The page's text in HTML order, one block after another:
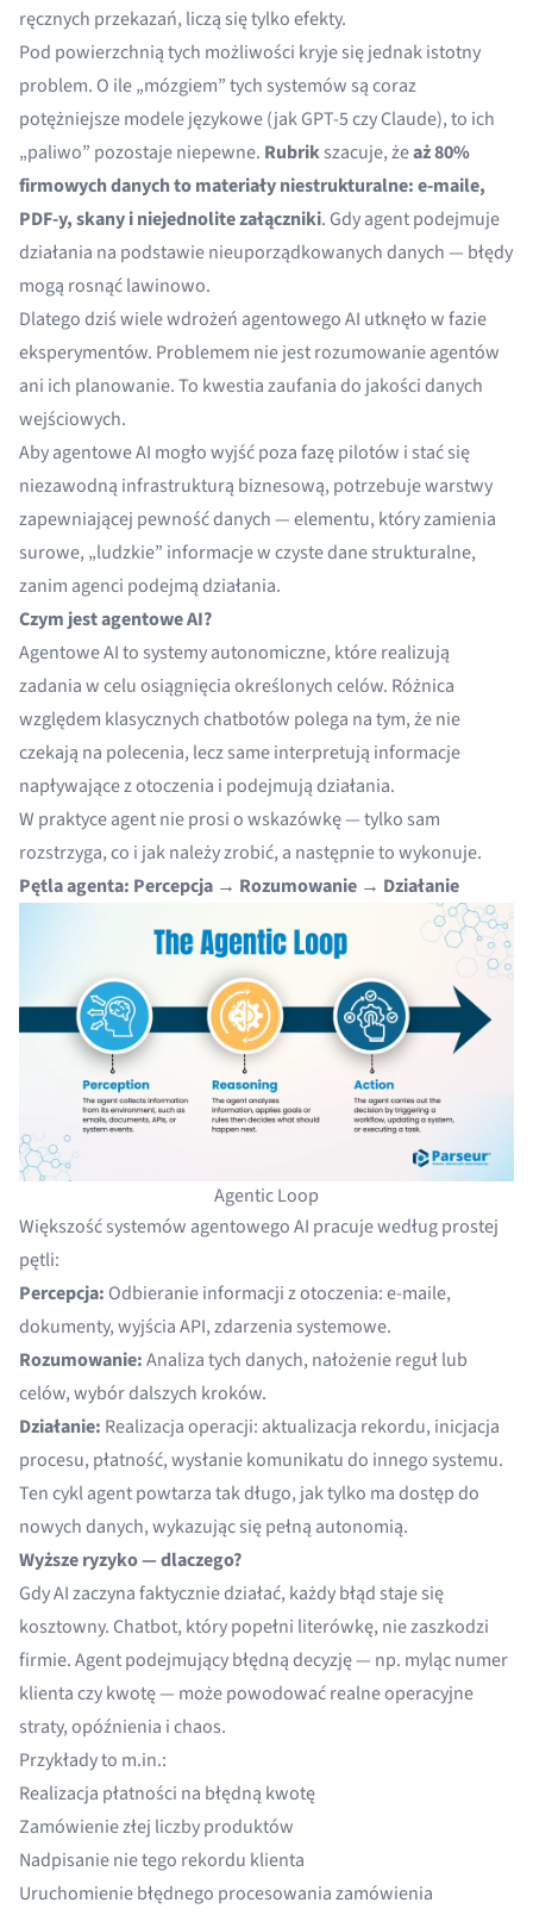
ręcznych przekazań, liczą się tylko efekty.
Pod powierzchnią tych możliwości kryje się jednak istotny
problem. O ile „mózgiem” tych systemów są coraz
potężniejsze modele językowe (jak GPT-5 czy Claude), to ich
„paliwo” pozostaje niepewne. Rubrikszacuje, żeaż 80%
firmowych danych to materiały niestrukturalne: e-maile,
PDF-y, skany i niejednolite załączniki. Gdy agent podejmuje
działania na podstawie nieuporządkowanych danych — błędy
mogą rosnąć lawinowo.
Dlatego dziś wiele wdrożeń agentowego AI utknęło w fazie
eksperymentów. Problemem nie jest rozumowanie agentów
ani ich planowanie. To kwestia zaufania do jakości danych
wejściowych.
Aby agentowe AI mogło wyjść poza fazę pilotów i stać się
niezawodną infrastrukturą biznesową, potrzebuje warstwy
zapewniającej pewność danych — elementu, który zamienia
surowe, „ludzkie” informacje w czyste dane strukturalne,
zanim agenci podejmą działania.
Czym jest agentowe AI?
Agentowe AI to systemy autonomiczne, które realizują
zadania w celu osiągnięcia określonych celów. Różnica
względem klasycznych chatbotów polega na tym, że nie
czekają na polecenia, lecz same interpretują informacje
napływające z otoczenia i podejmują działania.
W praktyce agent nie prosi o wskazówkę — tylko sam
rozstrzyga, co i jak należy zrobić, a następnie to wykonuje.
Pętla agenta: Percepcja → Rozumowanie → Działanie
Agentic Loop
Większość systemów agentowego AI pracuje według prostej
pętli:
Percepcja: Odbieranie informacji z otoczenia: e-maile,
dokumenty, wyjścia API, zdarzenia systemowe.
Rozumowanie:Analiza tych danych, nałożenie reguł lub
celów, wybór dalszych kroków.
Działanie: Realizacja operacji: aktualizacja rekordu, inicjacja
procesu, płatność, wysłanie komunikatu do innego systemu.
Ten cykl agent powtarza tak długo, jak tylko ma dostęp do
nowych danych, wykazując się pełną autonomią.
Wyższe ryzyko — dlaczego?
Gdy AI zaczyna faktycznie działać, każdy błąd staje się
kosztowny. Chatbot, który popełni literówkę, nie zaszkodzi
firmie. Agent podejmujący błędną decyzję — np. myląc numer
klienta czy kwotę — może powodować realne operacyjne
straty, opóźnienia i chaos.
Przykłady to m.in.:
Realizacja płatności na błędną kwotę
Zamówienie złej liczby produktów
Nadpisanie nie tego rekordu klienta
Uruchomienie błędnego procesowania zamówienia